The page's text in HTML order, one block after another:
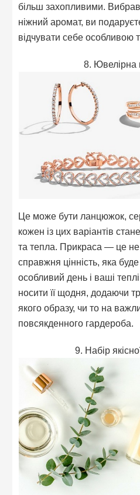
більш захопливими.
ніжний аромат, ви
відчувати себе особливою
8. Ювелірна
Це може бути ланцюжок,
кожен із цих варіантів
та тепла. Прикраса — це не
справжня цінність, яка
особливий день і ваші
носити її щодня, додаючи
якого образу, чи то на
повсякденного гардероба.
9. Набір